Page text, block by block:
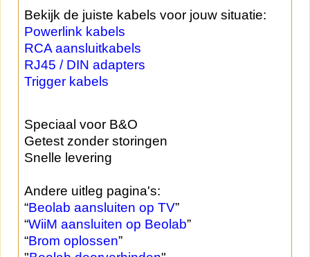
Bekijk de juiste kabels voor jouw situatie:
Powerlink kabels
RCA aansluitkabels
RJ45 / DIN adapters
Trigger kabels
Speciaal voor B&O
Getest zonder storingen
Snelle levering
Andere uitleg pagina's:
“Beolab aansluiten op TV”
“WiiM aansluiten op Beolab”
“Brom oplossen”